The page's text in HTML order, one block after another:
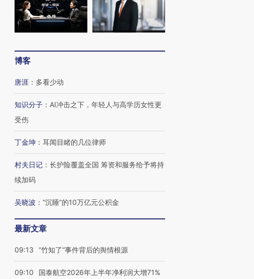
博客
唐涯 ： 多看少动
知识分子 ： AI冲击之下，年轻人与高学历女性更
受伤
丁金坤 ： 耳闻目睹的几位律师
村夫日记 ： 长护险覆盖全国 筹资和服务给予将持
续加码
吴晓波 ： “沉睡”的10万亿元公积金
最新文章
09:13 “竹知了”事件背后的舆情根源
09:10
国泰航空2026年上半年净利润大增71%